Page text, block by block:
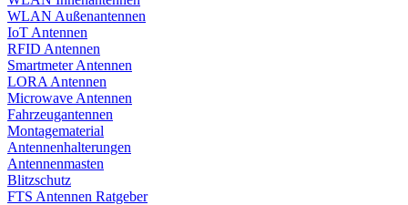
WLAN Außenantennen
IoT Antennen
RFID Antennen
Smartmeter Antennen
LORA Antennen
Microwave Antennen
Fahrzeugantennen
Montagematerial
Antennenhalterungen
Antennenmasten
Blitzschutz
FTS Antennen Ratgeber